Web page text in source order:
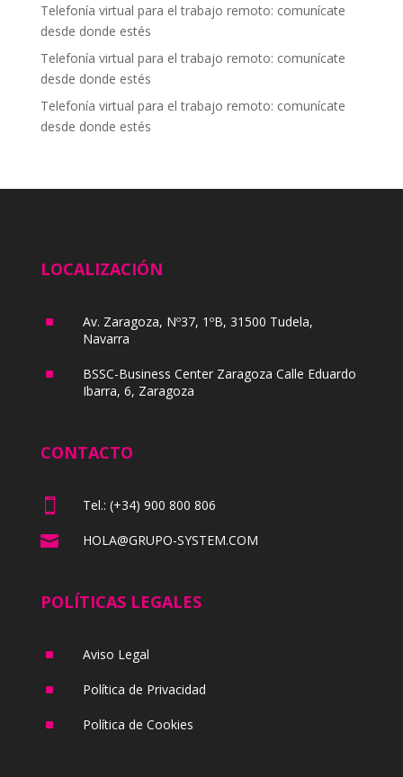
Telefonía virtual para el trabajo remoto: comunícate
desde donde estés
Telefonía virtual para el trabajo remoto: comunícate
desde donde estés
Telefonía virtual para el trabajo remoto: comunícate
desde donde estés
LOCALIZACIÓN
^
Av. Zaragoza, Nº37, 1ºB, 31500 Tudela,
Navarra
^
BSSC-Business Center Zaragoza Calle Eduardo
Ibarra, 6, Zaragoza
CONTACTO
 Tel.: (+34) 900 800 806
 HOLA@GRUPO-SYSTEM.COM
POLÍTICAS LEGALES
^ Aviso Legal
^ Política de Privacidad
^ Política de Cookies